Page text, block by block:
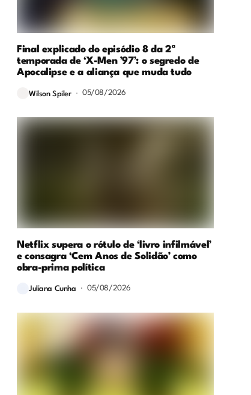
Final explicado do episódio 8 da 2ª
temporada de ‘X-Men ’97’: o segredo de
Apocalipse e a aliança que muda tudo
Wilson Spiler 05/08/2026
Netflix supera o rótulo de ‘livro infilmável’
e consagra ‘Cem Anos de Solidão’ como
obra-prima política
Juliana Cunha 05/08/2026